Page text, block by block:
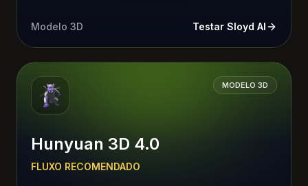
Modelo 3D Testar Sloyd AI
MODELO 3D
Hunyuan 3D 4.0
FLUXO RECOMENDADO